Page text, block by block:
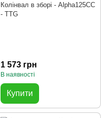
Колінвал в зборі - Alpha125СС
- TTG
1 573 грн
В наявності
Купити